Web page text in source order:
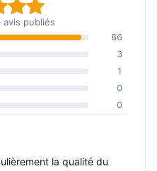
: 9,9 sur
avis publiés
86
3
1
0
0
la qualité du